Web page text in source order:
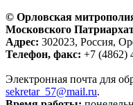
© Орловская
Московского
Адрес: 302023, Россия,
Телефон, факс: +7 (4862)
Электронная почта для
sekretar_57@mail.ru.